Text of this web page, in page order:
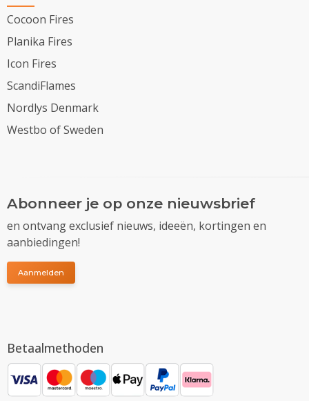
Cocoon Fires
Planika Fires
Icon Fires
ScandiFlames
Nordlys Denmark
Westbo of Sweden
Abonneer je op onze nieuwsbrief
en ontvang exclusief nieuws, ideeën, kortingen en
aanbiedingen!
Aanmelden
Betaalmethoden